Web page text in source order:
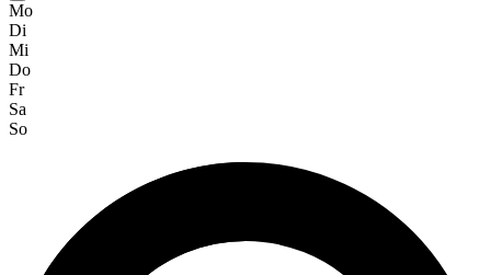
Mo
Di
Mi
Do
Fr
Sa
So